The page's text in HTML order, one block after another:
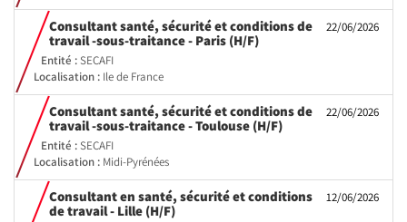
22/06/2026
Consultant santé, sécurité et conditions de
travail -sous-traitance - Paris (H/F)(Nouvelle
Entité :SECAFI
Localisation : Ile de France
22/06/2026
Consultant santé, sécurité et conditions de
travail -sous-traitance - Toulouse (H/F)(Nouvelle
Entité :SECAFI
Localisation : Midi-Pyrénées
12/06/2026
Consultant en santé, sécurité et conditions
de travail - Lille (H/F)(Nouvelle